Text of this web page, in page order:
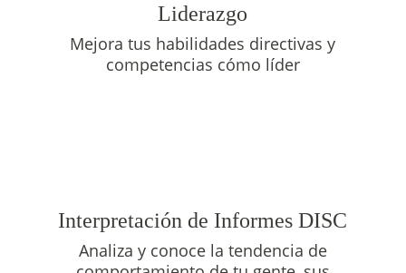
Liderazgo
Mejora tus habilidades directivas y
competencias cómo líder
Interpretación de Informes DISC
Analiza y conoce la tendencia de